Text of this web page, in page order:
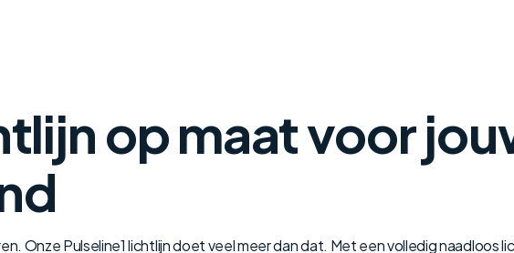
op maat voor
Onze Pulseline1 lichtlijn doet veel meer dan dat. Met een volledig naadloos